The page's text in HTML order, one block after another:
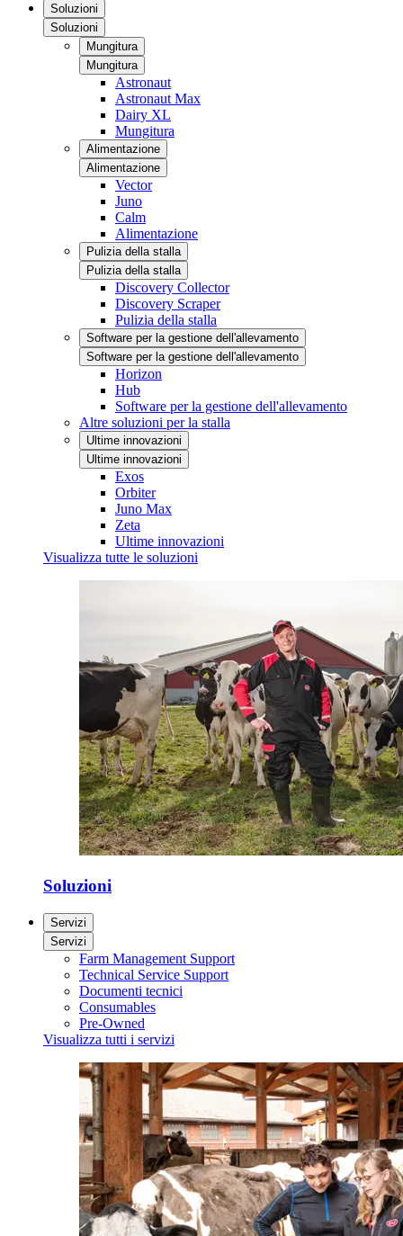
Soluzioni
Soluzioni
Mungitura
Mungitura
Astronaut
Astronaut Max
Dairy XL
Mungitura
Alimentazione
Alimentazione
Vector
Juno
Calm
Alimentazione
Pulizia della stalla
Pulizia della stalla
Discovery Collector
Discovery Scraper
Pulizia della stalla
Software per la gestione dell'allevamento
Software per la gestione dell'allevamento
Horizon
Hub
Software per la gestione dell'allevamento
Altre soluzioni per la stalla
Ultime innovazioni
Ultime innovazioni
Exos
Orbiter
Juno Max
Zeta
Ultime innovazioni
Visualizza tutte le soluzioni
Soluzioni
Servizi
Servizi
Farm Management Support
Technical Service Support
Documenti tecnici
Consumables
Pre-Owned
Visualizza tutti i servizi